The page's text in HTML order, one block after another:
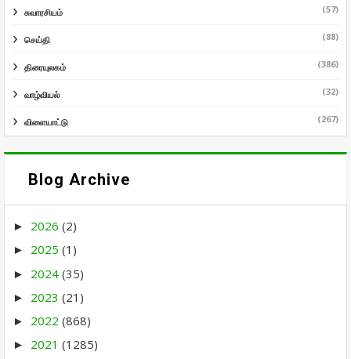
சுவாரசியம் (57)
செய்தி (88)
திரையுலகம் (386)
வாழ்வியல் (32)
விளையாட்டு (267)
Blog Archive
► 2026 (2)
► 2025 (1)
► 2024 (35)
► 2023 (21)
► 2022 (868)
► 2021 (1285)